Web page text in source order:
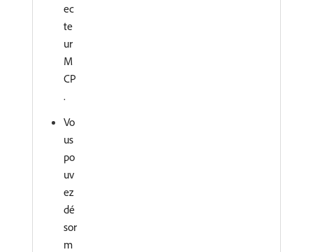
ec
te
ur
M
CP
.
Vo
us
po
uv
ez
dé
sor
m